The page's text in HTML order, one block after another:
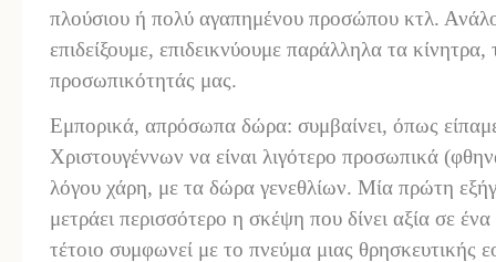
πλούσιου ή πολύ αγαπημένου προσώπου κτλ.
επιδείξουμε, επιδεικνύουμε παράλληλα τα
προσωπικότητάς μας.
Εμπορικά, απρόσωπα δώρα: συμβαίνει, όπως
Χριστουγέννων να είναι λιγότερο προσωπικά
λόγου χάρη, με τα δώρα γενεθλίων. Μία πρώτη
μετράει περισσότερο η σκέψη που δίνει αξία σε
τέτοιο συμφωνεί με το πνεύμα μιας θρησκευτικής